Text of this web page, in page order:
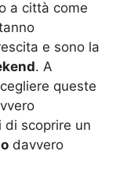
a città come
e sono la
. A
queste
di scoprire un
davvero